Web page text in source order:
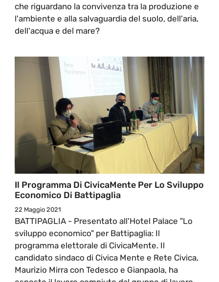
che riguardano la convivenza tra la produzione e
l'ambiente e alla salvaguardia del suolo, dell'aria,
dell'acqua e del mare?
Il Programma Di CivicaMente Per Lo Sviluppo
Economico Di Battipaglia
22 Maggio 2021
BATTIPAGLIA - Presentato all'Hotel Palace "Lo
sviluppo economico" per Battipaglia: Il
programma elettorale di CivicaMente. Il
candidato sindaco di Civica Mente e Rete Civica,
Maurizio Mirra con Tedesco e Gianpaola, ha